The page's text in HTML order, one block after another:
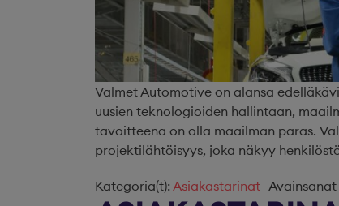
Valmet Automotive on alansa
uusien teknologioiden hallintaan,
tavoitteena on olla maailman paras.
projektilähtöisyys, joka näkyy
Kategoria(t): Asiakastarinat Avainsanat